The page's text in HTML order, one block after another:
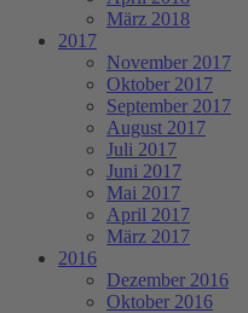
März 2018
2017
November 2017
Oktober 2017
September 2017
August 2017
Juli 2017
Juni 2017
Mai 2017
April 2017
März 2017
2016
Dezember 2016
Oktober 2016